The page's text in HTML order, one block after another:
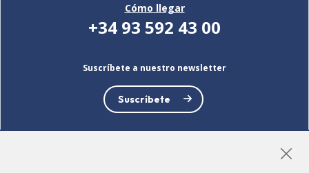
Cómo llegar
+34 93 592 43 00
Suscríbete a nuestro newsletter
Suscríbete